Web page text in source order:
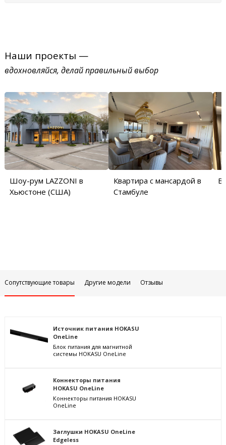
Наши проекты —
вдохновляйся, делай правильный выбор
Шоу-рум LAZZONI в
Хьюстоне (США)
Квартира с мансардой в
Стамбуле
Сопутствующие товары Другие модели Отзывы
Источник питания HOKASU
OneLine
Блок питания для магнитной
системы HOKASU OneLine
Коннекторы питания
HOKASU OneLine
Коннекторы питания HOKASU
OneLine
Заглушки HOKASU OneLine
Edgeless